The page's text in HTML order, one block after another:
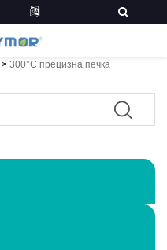
> 300°C прецизна печка